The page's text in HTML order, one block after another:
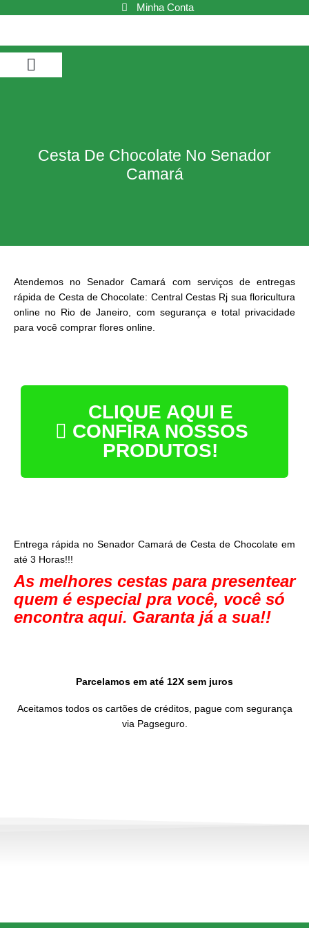
conteúdo
Minha Conta
Cesta De Chocolate No Senador
Camará
Atendemos no Senador Camará com serviços de entregas
rápida de Cesta de Chocolate: Central Cestas Rj sua floricultura
online no Rio de Janeiro, com segurança e total privacidade
para você comprar flores online.
CLIQUE AQUI E
CONFIRA NOSSOS
PRODUTOS!
Entrega rápida no Senador Camará de Cesta de Chocolate em
até 3 Horas!!!
As melhores cestas para presentear
quem é especial pra você, você só
encontra aqui. Garanta já a sua!!
Parcelamos em até 12X sem juros
Aceitamos todos os cartões de créditos, pague com segurança
via Pagseguro.